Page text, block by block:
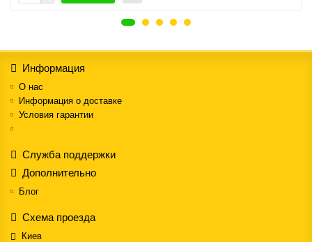
Информация
О нас
Информация о доставке
Условия гарантии
Служба поддержки
Дополнительно
Блог
Схема проезда
Киев